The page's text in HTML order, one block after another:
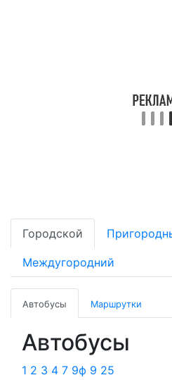
Городской
Междугородний
Автобусы Маршрутки
Автобусы
1 2 3 4 7 9ф 9 25